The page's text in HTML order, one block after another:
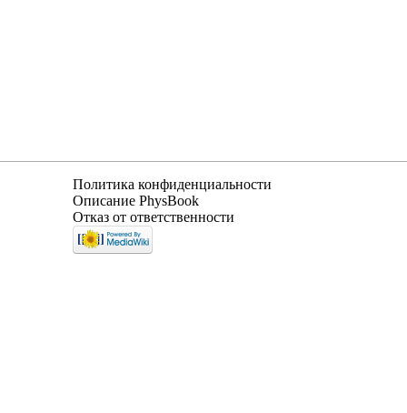
Политика конфиденциальности
Описание PhysBook
Отказ от ответственности